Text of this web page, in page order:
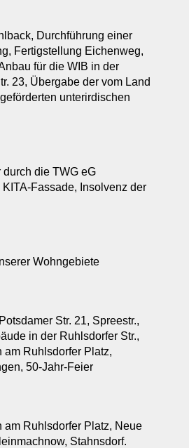
Durchführung einer
Fertigstellung Eichenweg,
für die WIB in der
23, Übergabe der vom Land
unterirdischen
durch die TWG eG
Fassade, Insolvenz der
Wohngebiete
Str. 21, Spreestr.,
in der Ruhlsdorfer Str.,
am Ruhlsdorfer Platz,
50-Jahr-Feier
am Ruhlsdorfer Platz, Neue
Stahnsdorf.